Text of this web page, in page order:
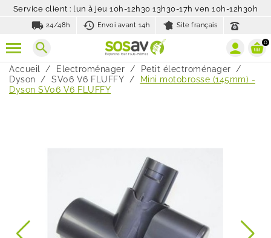
Service client : lun à jeu 10h-12h30 13h30-17h ven 10h-12h30h
local_shipping 24/48h history_toggle_off
Envoi avant 14h Site français
search 0
Accueil Electroménager
Petit électroménager
Dyson
SV06 V6 FLUFFY
Mini motobrosse (145mm) -
Dyson SV06 V6 FLUFFY